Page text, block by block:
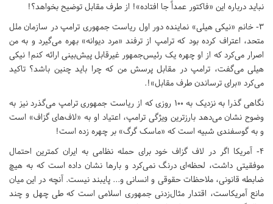
نباید درباره این «فاکتور عمداً جا افتاده‌»! از طرف مقابل توضیح بخواهد؟!
۳- خانم «‌نیکی هیلی‌» نماینده دور اول ریاست جمهوری ترامپ در سازمان ملل
متحد، اعتراف کرده بود که ترامپ از ترفند «‌مرد دیوانه‌» بهره می‌گیرد و به من
اصرار می‌کرد که از او چهره یک رئیس‌جمهور غیر‌قابل پیش‌بینی ارائه کنم! نیکی
هیلی می‌گفت، ترامپ در مقابل پرسش من که چرا باید چنین باشد؟ تاکید
می‌کرد «‌برای ترساندن طرف مقابل‌»!.
نگاهی گذرا به نزدیک به ۱۰۰ روزی که از ریاست جمهوری ترامپ می‌گذرد نیز به
وضوح نشان می‌دهد بارزترین ویژگی ترامپ، اعتیاد او به «لاف‌های گزاف‌» است
و به گوسفندی شبیه است که «ماسک گرگ» بر چهره زده است!
۴- آمریکا اگر در لاف گزاف خود برای حمله نظامی به ایران کمترین احتمال
موفقیتی داشت، لحظه‌ای درنگ نمی‌کرد و بارها نشان داده است که به هیچ
ضابطه قانونی، ملاحظات حقوقی و انسانی و... پایبند نیست. آنچه در این میان
مانع آمریکاست، اقتدار مثال‌زدنی جمهوری اسلامی است که طی چهل و چند